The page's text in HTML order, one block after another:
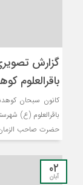
گزارش
باقرالعلوم
کانون سبحان
باقرالعلوم (ع)
حضرت صاحب الزمان
۰۲
آبان